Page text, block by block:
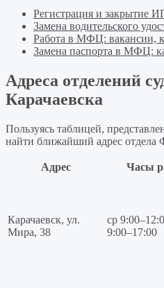
Регистрация и закрытие
Замена водительского
Работа в МФЦ: вакансии,
Замена паспорта в МФЦ:
Адреса отделений
Карачаевска
Пользуясь таблицей,
найти ближайший адрес
Адрес Часы
Карачаевск, ул.
Мира, 38
ср
9:00–17:00